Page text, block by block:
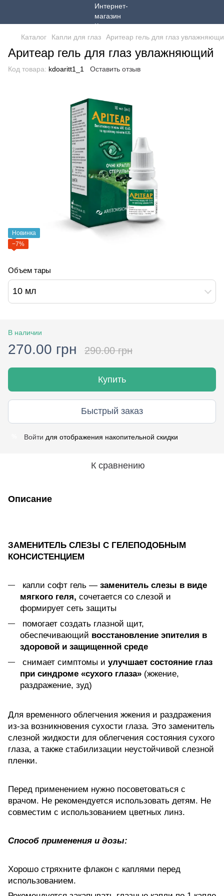
Каталог Капли для глаз Аритеар гель для глаз
Аритеар гель для глаз увлажняющий
Код товара: kdoaritt1_1 Оставить отзыв
Новинка
−7%
Объем тары
10 мл
В наличии
270.00 грн 290.00 грн
Купить
Быстрый заказ
Войти для отображения накопительной скидки
К сравнению
Описание
ЗАМЕНИТЕЛЬ СЛЕЗЫ С ГЕЛЕПОДОБНЫМ
КОНСИСТЕНЦИЕМ
капли софт гель — заменитель слезы в виде
мягкого геля, сочетается со слезой и
формирует сеть защиты
помогает создать глазной щит,
обеспечивающий восстановление эпителия в
здоровой и защищенной среде
снимает симптомы и улучшает состояние глаз
при синдроме «сухого глаза» (жжение,
раздражение, зуд)
Для временного облегчения жжения и раздражения
из-за возникновения сухости глаза. Это заменитель
слезной жидкости для облегчения состояния сухого
глаза, а также стабилизации неустойчивой слезной
пленки.
Перед применением нужно посоветоваться с
врачом. Не рекомендуется использовать детям. Не
совместим с использованием цветных линз.
Способ применения и дозы:
Хорошо стряхните флакон с каплями перед
использованием.